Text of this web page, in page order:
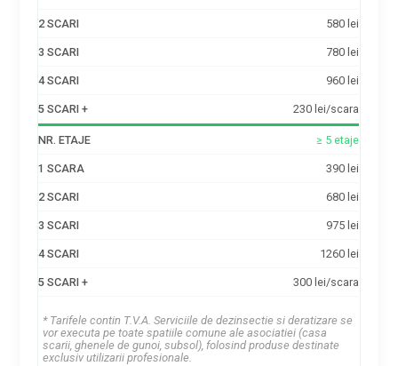
580 lei
780 lei
960 lei
230 lei/scara
≥ 5 etaje
390 lei
680 lei
975 lei
1260 lei
300 lei/scara
* Tarifele contin T.V.A. Serviciile de dezinsectie si deratizare se
vor executa pe toate spatiile comune ale asociatiei (casa
scarii, ghenele de gunoi, subsol), folosind produse destinate
exclusiv utilizarii profesionale.